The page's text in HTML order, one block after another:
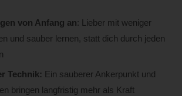
von Anfang an: Lieber mit weniger
und sauber lernen, statt dich durch jeden
Technik: Ein sauberer Ankerpunkt und
bringen langfristig mehr als Kraft